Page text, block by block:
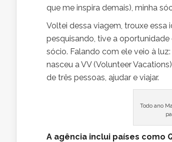
que me inspira demais), minha
Voltei dessa viagem, trouxe essa
pesquisando, tive a
sócio. Falando com ele veio à
nasceu a VV (Volunteer
de três pessoas, ajudar e viajar.
Todo ano
A agência inclui países como